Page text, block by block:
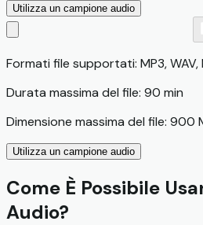
Utilizza un campione audio
Formati file supportati: MP3, WAV,
Durata massima del file: 90 min
Dimensione massima del file: 900
Utilizza un campione audio
Come È Possibile
Audio?